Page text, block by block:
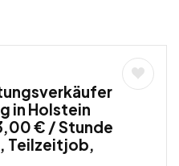
in Holstein
€ / Stunde
Teilzeitjob,